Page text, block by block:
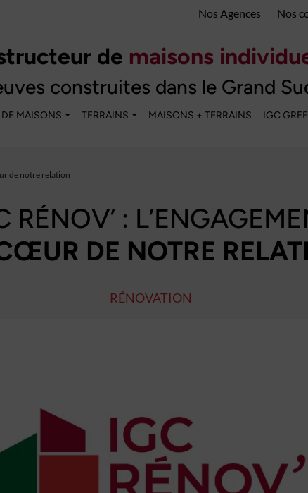
Nos Agences Nos
de maisons
construites dans le Grand
MAISONS TERRAINS MAISONS + TERRAINS IGC
de notre relation
RÉNOV’ :
DE NOTRE
RÉNOVATION